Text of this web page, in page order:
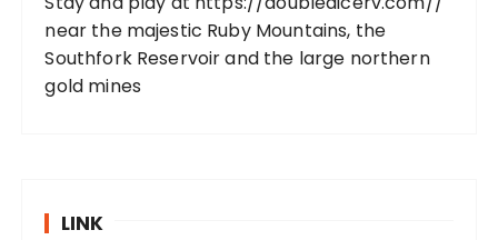
near the majestic Ruby Mountains, the
Southfork Reservoir and the large northern
gold mines
LINK